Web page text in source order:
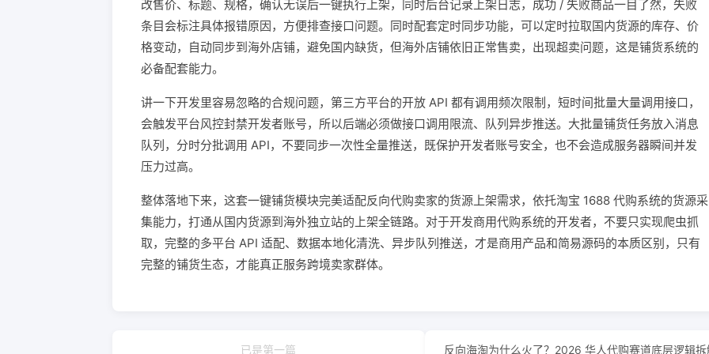
改售价、标题、规格，确认无误后一键执行上架，同时后台记录上架日志，成功 / 失败商品一目了然，失败
条目会标注具体报错原因，方便排查接口问题。同时配套定时同步功能，可以定时拉取国内货源的库存、价
格变动，自动同步到海外店铺，避免国内缺货，但海外店铺依旧正常售卖，出现超卖问题，这是铺货系统的
必备配套能力。
讲一下开发里容易忽略的合规问题，第三方平台的开放 API 都有调用频次限制，短时间批量大量调用接口，
会触发平台风控封禁开发者账号，所以后端必须做接口调用限流、队列异步推送。大批量铺货任务放入消息
队列，分时分批调用 API，不要同步一次性全量推送，既保护开发者账号安全，也不会造成服务器瞬间并发
压力过高。
整体落地下来，这套一键铺货模块完美适配反向代购卖家的货源上架需求，依托淘宝 1688 代购系统的货源采
集能力，打通从国内货源到海外独立站的上架全链路。对于开发商用代购系统的开发者，不要只实现爬虫抓
取，完整的多平台 API 适配、数据本地化清洗、异步队列推送，才是商用产品和简易源码的本质区别，只有
完整的铺货生态，才能真正服务跨境卖家群体。
已是第一篇 反向海淘为什么火了？2026 华人代购赛道底层逻辑拆